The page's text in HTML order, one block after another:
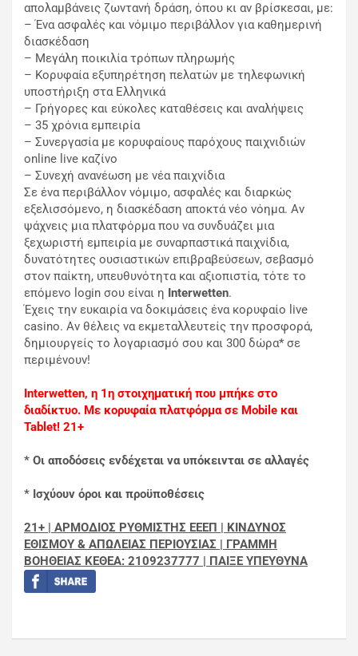
απολαμβάνεις ζωντανή δράση, όπου κι αν βρίσκεσαι, με:
– Ένα ασφαλές και νόμιμο περιβάλλον για καθημερινή
διασκέδαση
– Μεγάλη ποικιλία τρόπων πληρωμής
– Κορυφαία εξυπηρέτηση πελατών με τηλεφωνική
υποστήριξη στα Ελληνικά
– Γρήγορες και εύκολες καταθέσεις και αναλήψεις
– 35 χρόνια εμπειρία
– Συνεργασία με κορυφαίους παρόχους παιχνιδιών
online live καζίνο
– Συνεχή ανανέωση με νέα παιχνίδια
Σε ένα περιβάλλον νόμιμο, ασφαλές και διαρκώς
εξελισσόμενο, η διασκέδαση αποκτά νέο νόημα. Αν
ψάχνεις μια πλατφόρμα που να συνδυάζει μια
ξεχωριστή εμπειρία με συναρπαστικά παιχνίδια,
δυνατότητες ουσιαστικών επιβραβεύσεων, σεβασμό
στον παίκτη, υπευθυνότητα και αξιοπιστία, τότε το
επόμενο login σου είναι η Interwetten.
Έχεις την ευκαιρία να δοκιμάσεις ένα κορυφαίο live
casino. Αν θέλεις να εκμεταλλευτείς την προσφορά,
δημιουργείς το λογαριασμό σου και 300 δώρα* σε
περιμένουν!
Interwetten, η 1η στοιχηματική που μπήκε στο
διαδίκτυο. Με κορυφαία πλατφόρμα σε Mobile και
Tablet! 21+
* Οι αποδόσεις ενδέχεται να υπόκεινται σε αλλαγές
* Ισχύουν όροι και προϋποθέσεις
21+ | ΑΡΜΟΔΙΟΣ ΡΥΘΜΙΣΤΗΣ ΕΕΕΠ | ΚΙΝΔΥΝΟΣ
ΕΘΙΣΜΟΥ & ΑΠΩΛΕΙΑΣ ΠΕΡΙΟΥΣΙΑΣ | ΓΡΑΜΜΗ
ΒΟΗΘΕΙΑΣ ΚΕΘΕΑ: 2109237777 | ΠΑΙΞΕ ΥΠΕΥΘΥΝΑ